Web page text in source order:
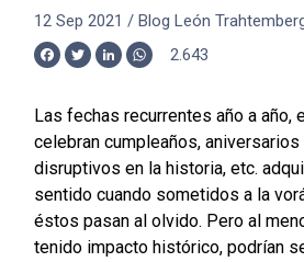
12 Sep 2021 / Blog León
Facebook
TwitterLinkedInWhatsApp
2.643
Las fechas recurrentes año a año,
celebran cumpleaños,
disruptivos en la historia, etc.
sentido cuando sometidos a la
éstos pasan al olvido. Pero al
tenido impacto histórico, podrían